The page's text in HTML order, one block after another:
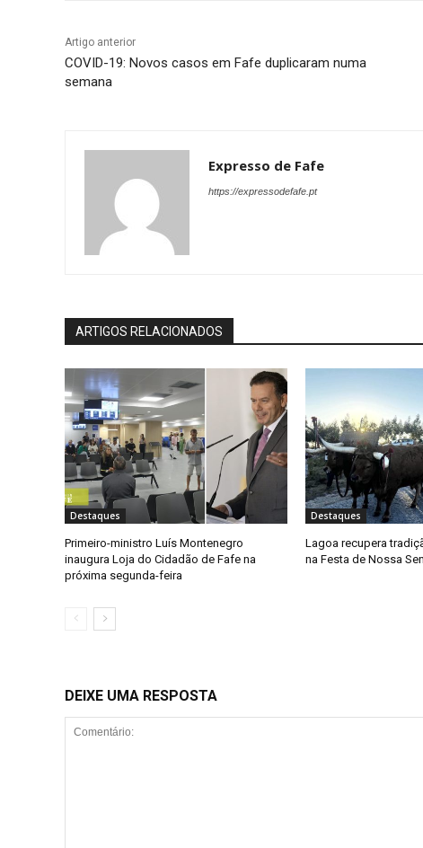
Artigo anterior
COVID-19: Novos casos em Fafe duplicaram numa
semana
Expresso de Fafe
https://expressodefafe.pt
ARTIGOS RELACIONADOS
Destaques
Primeiro-ministro Luís Montenegro
inaugura Loja do Cidadão de Fafe na
próxima segunda-feira
Destaques
Lagoa recupera
na Festa de Nossa
DEIXE UMA RESPOSTA